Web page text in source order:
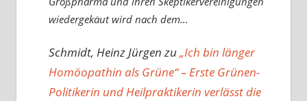
wiedergekäut wird nach dem…
Schmidt, Heinz Jürgenzu„Ich bin länger
Homöopathin als Grüne“ – Erste Grünen-
Politikerin und Heilpraktikerin verlässt die